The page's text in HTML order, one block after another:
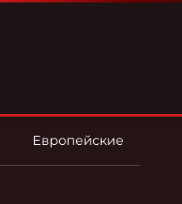
Европейские